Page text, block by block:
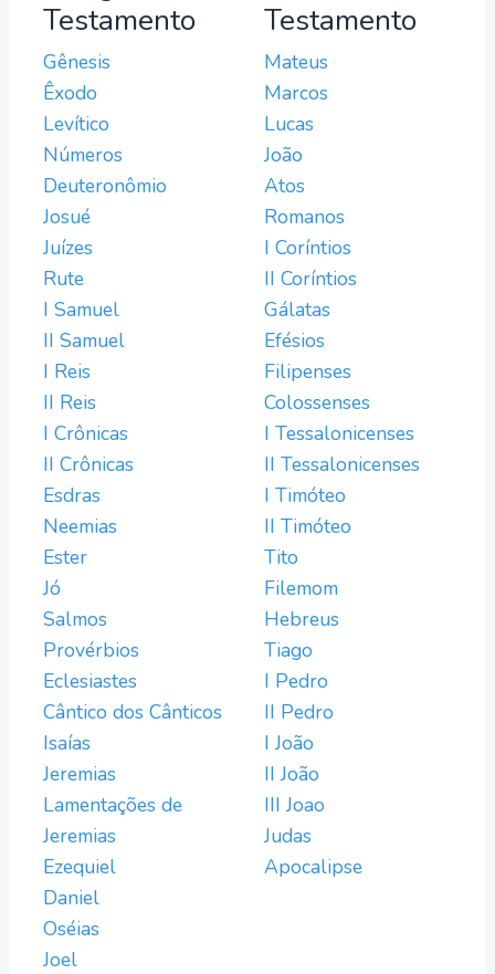
Testamento
Gênesis
Êxodo
Levítico
Números
Deuteronômio
Josué
Juízes
Rute
I Samuel
II Samuel
I Reis
II Reis
I Crônicas
II Crônicas
Esdras
Neemias
Ester
Jó
Salmos
Provérbios
Eclesiastes
Cântico dos Cânticos
Isaías
Jeremias
Lamentações de
Jeremias
Ezequiel
Daniel
Oséias
Joel
Testamento
Mateus
Marcos
Lucas
João
Atos
Romanos
I Coríntios
II Coríntios
Gálatas
Efésios
Filipenses
Colossenses
I Tessalonicenses
II Tessalonicenses
I Timóteo
II Timóteo
Tito
Filemom
Hebreus
Tiago
I Pedro
II Pedro
I João
II João
III Joao
Judas
Apocalipse